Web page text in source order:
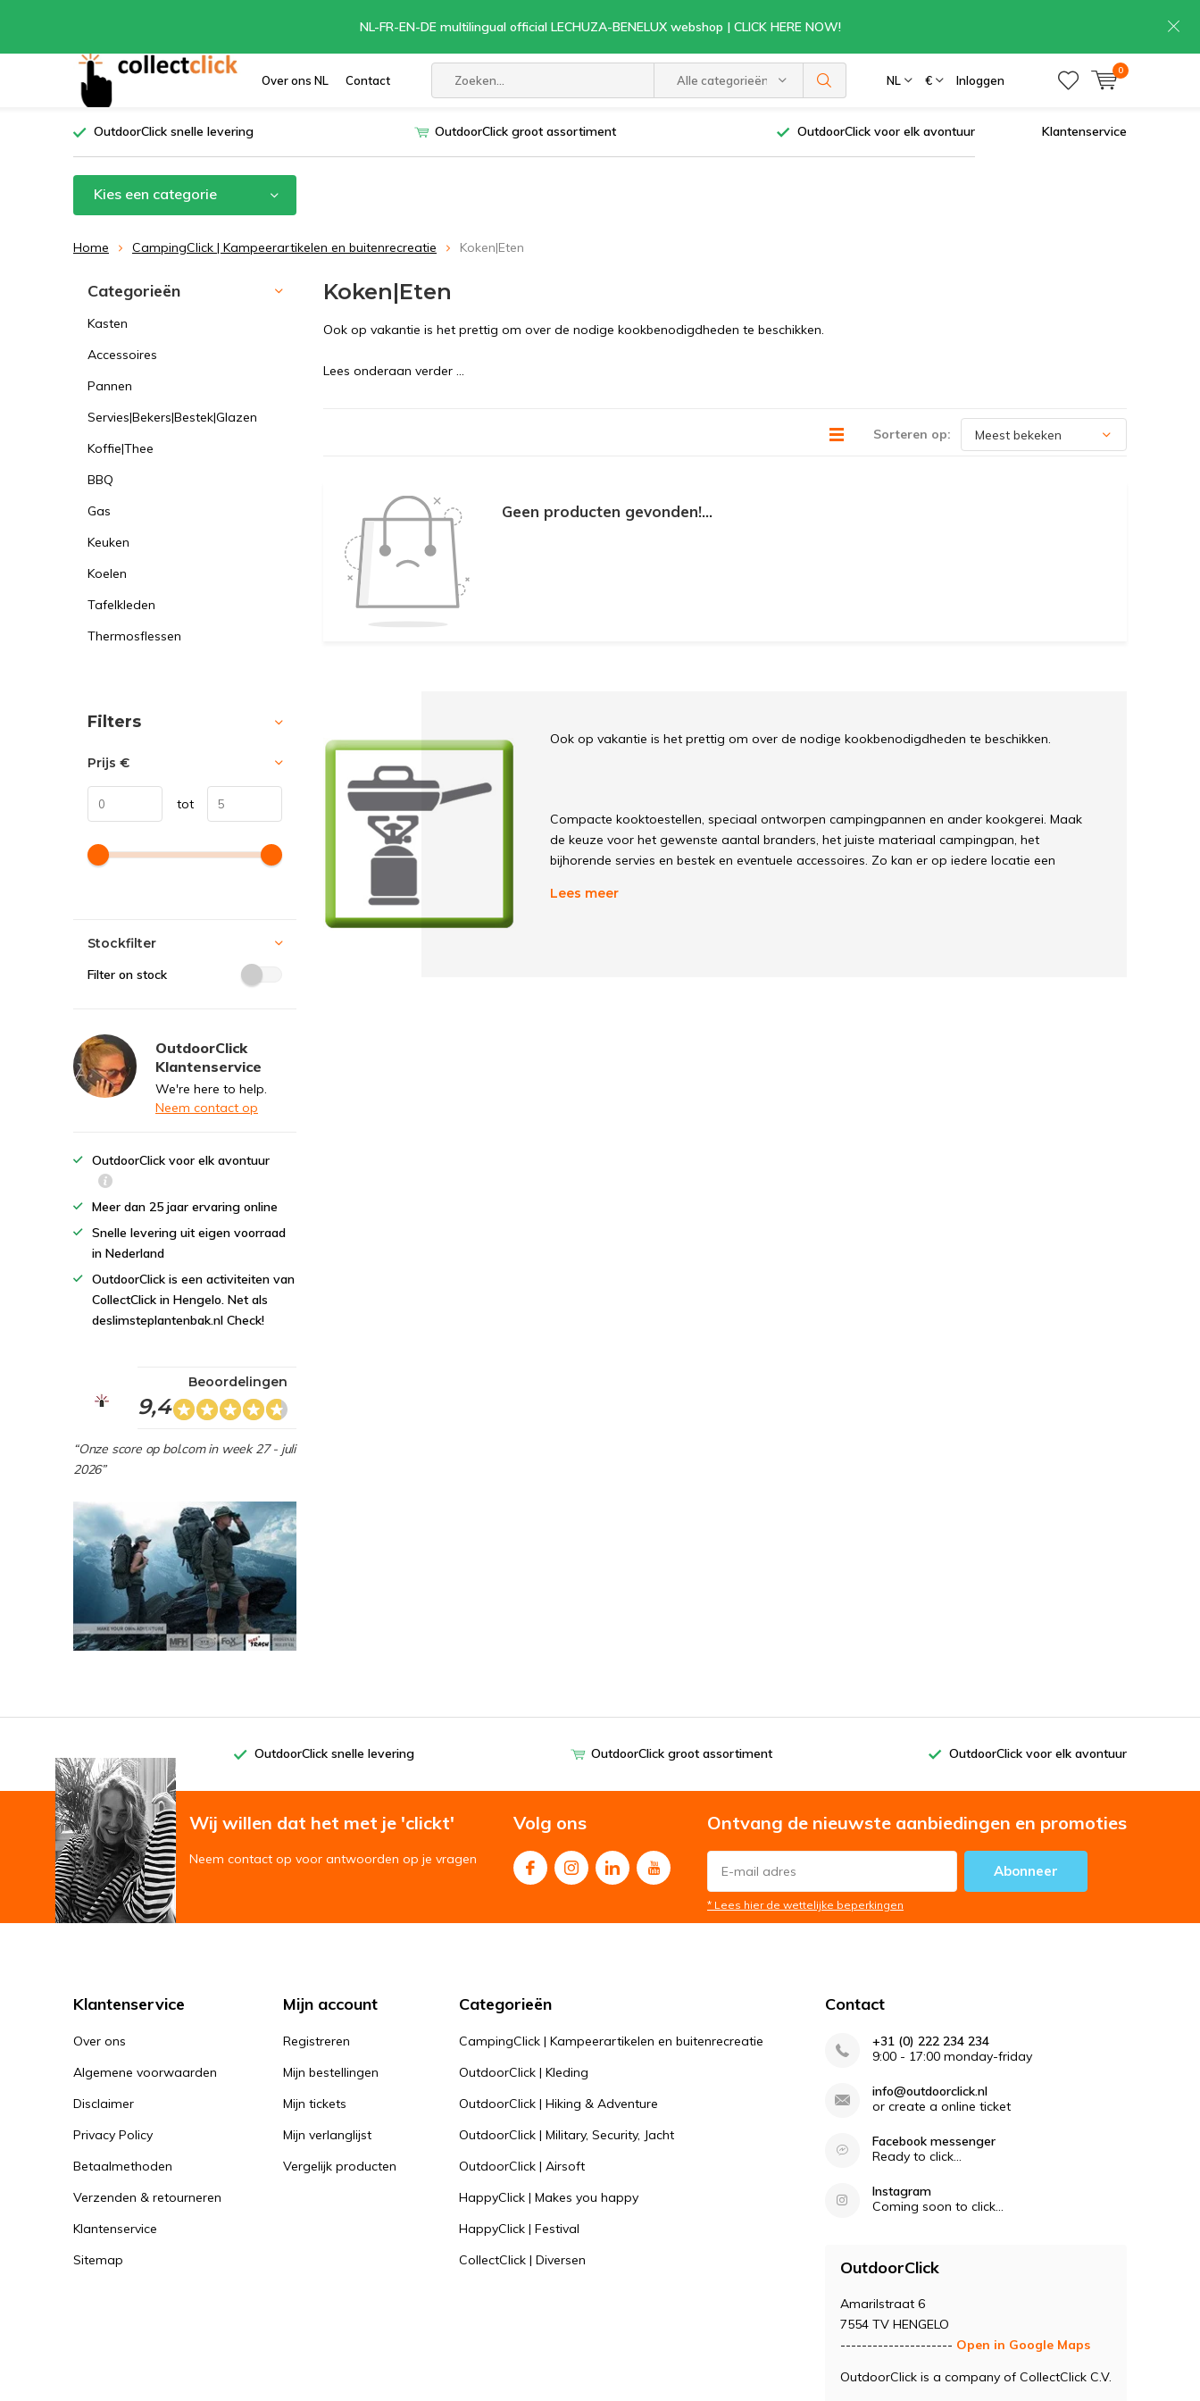
Over ons NL Contact Alle categorieën NL € Inloggen
0
NL-FR-EN-DE multilingual official LECHUZA-BENELUX webshop | CLICK HERE NOW!
OutdoorClick snelle levering OutdoorClick groot assortiment OutdoorClick voor elk avontuur Klantenservice
Kies een categorie
Home CampingClick | Kampeerartikelen en buitenrecreatie Koken|Eten
Koken|Eten
Ook op vakantie is het prettig om over de nodige kookbenodigdheden te beschikken.
Lees onderaan verder ...
Sorteren op:
Geen producten gevonden!...
Ook op vakantie is het prettig om over de nodige kookbenodigdheden te beschikken.
Compacte kooktoestellen, speciaal ontworpen campingpannen en ander kookgerei. Maak
de keuze voor het gewenste aantal branders, het juiste materiaal campingpan, het
bijhorende servies en bestek en eventuele accessoires. Zo kan er op iedere locatie een
Lees meer
Categorieën
Kasten
Accessoires
Pannen
Servies|Bekers|Bestek|Glazen
Koffie|Thee
BBQ
Gas
Keuken
Koelen
Tafelkleden
Thermosflessen
Sorteren op:
Filters
Prijs €
tot
Stockfilter
Filter on stock
OutdoorClick
Klantenservice
We're here to help.
Neem contact op
OutdoorClick voor elk avontuur
Meer dan 25 jaar ervaring online
Snelle levering uit eigen voorraad
in Nederland
OutdoorClick is een activiteiten van
CollectClick in Hengelo. Net als
deslimsteplantenbak.nl Check!
9,4
Beoordelingen
“Onze score op bol.com in week 27 - juli
2026”
OutdoorClick snelle levering OutdoorClick groot assortiment OutdoorClick voor elk avontuur
Wij willen dat het met je 'clickt'
Neem contact op voor antwoorden op je vragen
Volg ons Ontvang de nieuwste aanbiedingen en promoties
Abonneer
* Lees hier de wettelijke beperkingen
Klantenservice
Over ons
Algemene voorwaarden
Disclaimer
Privacy Policy
Betaalmethoden
Verzenden & retourneren
Klantenservice
Sitemap
Mijn account
Registreren
Mijn bestellingen
Mijn tickets
Mijn verlanglijst
Vergelijk producten
Categorieën
CampingClick | Kampeerartikelen en buitenrecreatie
OutdoorClick | Kleding
OutdoorClick | Hiking & Adventure
OutdoorClick | Military, Security, Jacht
OutdoorClick | Airsoft
HappyClick | Makes you happy
HappyClick | Festival
CollectClick | Diversen
Contact
+31 (0) 222 234 234
9:00 - 17:00 monday-friday
info@outdoorclick.nl
or create a online ticket
Facebook messenger
Ready to click...
Instagram
Coming soon to click...
OutdoorClick
Amarilstraat 6
7554 TV HENGELO
--------------------- Open in Google Maps
OutdoorClick is a company of CollectClick C.V.